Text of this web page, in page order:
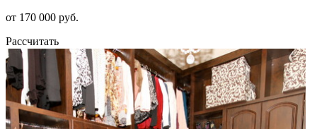
от 170 000 руб.
Рассчитать